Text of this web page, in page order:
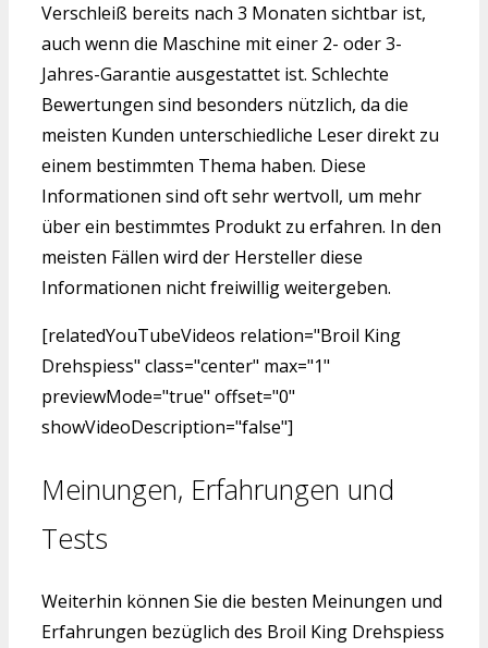
Verschleiß bereits nach 3 Monaten sichtbar ist,
auch wenn die Maschine mit einer 2- oder 3-
Jahres-Garantie ausgestattet ist. Schlechte
Bewertungen sind besonders nützlich, da die
meisten Kunden unterschiedliche Leser direkt zu
einem bestimmten Thema haben. Diese
Informationen sind oft sehr wertvoll, um mehr
über ein bestimmtes Produkt zu erfahren. In den
meisten Fällen wird der Hersteller diese
Informationen nicht freiwillig weitergeben.
[relatedYouTubeVideos relation="Broil King
Drehspiess" class="center" max="1"
previewMode="true" offset="0"
showVideoDescription="false"]
Meinungen, Erfahrungen und
Tests
Weiterhin können Sie die besten Meinungen und
Erfahrungen bezüglich des Broil King Drehspiess